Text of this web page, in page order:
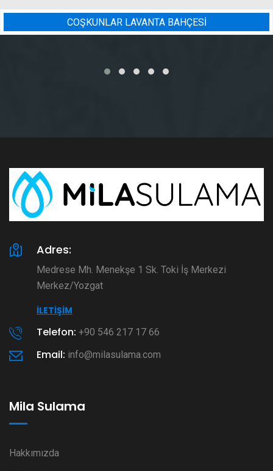
BADEM
Adres:
Medrese Mh. Menekşe 1 Sk. Toki İş Merkezi
Merkez/Yozgat
İLETIŞIM
Telefon: +90 546 217 17 66
Email: info@milasulama.com
Mila Sulama
Hakkımızda